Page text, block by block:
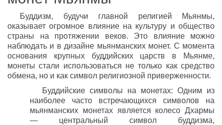
Буддизм, будучи главной религией Мьянмы,
оказывает огромное влияние на культуру и общество
страны на протяжении веков. Это влияние можно
наблюдать и в дизайне мьянманских монет. С момента
основания крупных буддийских царств в Мьянме,
монеты стали использоваться не только как средство
обмена, но и как символ религиозной приверженности.
Буддийские символы на монетах: Одним из
наиболее часто встречающихся символов на
мьянманских монетах является колесо Дхармы
— центральный символ буддизма,